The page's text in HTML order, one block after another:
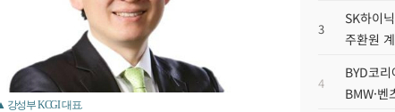
강성부 KCGI 대표.
3
SK하이
주환원
4
BYD코
BMW·